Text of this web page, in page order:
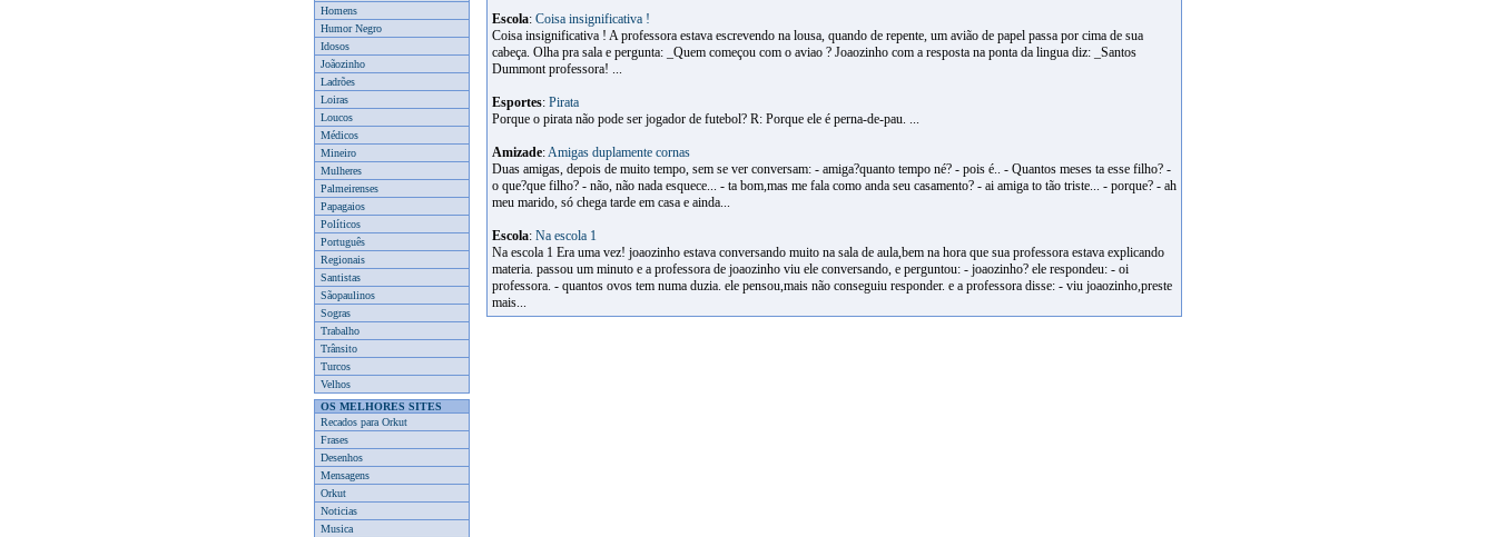
Homens
Humor Negro
Idosos
Joãozinho
Ladrões
Loiras
Loucos
Médicos
Mineiro
Mulheres
Palmeirenses
Papagaios
Políticos
Português
Regionais
Santistas
Sãopaulinos
Sogras
Trabalho
Trânsito
Turcos
Velhos
OS MELHORES SITES
Recados para Orkut
Frases
Desenhos
Mensagens
Orkut
Noticias
Musica
Escola: Coisa insignificativa !
Coisa insignificativa ! A professora estava escrevendo na lousa, quando de repente, um avião de papel passa por cima de sua
cabeça. Olha pra sala e pergunta: _Quem começou com o aviao ? Joaozinho com a resposta na ponta da lingua diz: _Santos
Dummont professora! ...
Esportes: Pirata
Porque o pirata não pode ser jogador de futebol? R: Porque ele é perna-de-pau. ...
Amizade:Amigas duplamente cornas
Duas amigas, depois de muito tempo, sem se ver conversam: - amiga?quanto tempo né? - pois é.. - Quantos meses ta esse filho? -
o que?que filho? - não, não nada esquece... - ta bom,mas me fala como anda seu casamento? - ai amiga to tão triste... - porque? - ah
meu marido, só chega tarde em casa e ainda...
Escola: Na escola 1
Na escola 1 Era uma vez! joaozinho estava conversando muito na sala de aula,bem na hora que sua professora estava explicando
materia. passou um minuto e a professora de joaozinho viu ele conversando, e perguntou: - joaozinho? ele respondeu: - oi
professora. - quantos ovos tem numa duzia. ele pensou,mais não conseguiu responder. e a professora disse: - viu joaozinho,preste
mais...